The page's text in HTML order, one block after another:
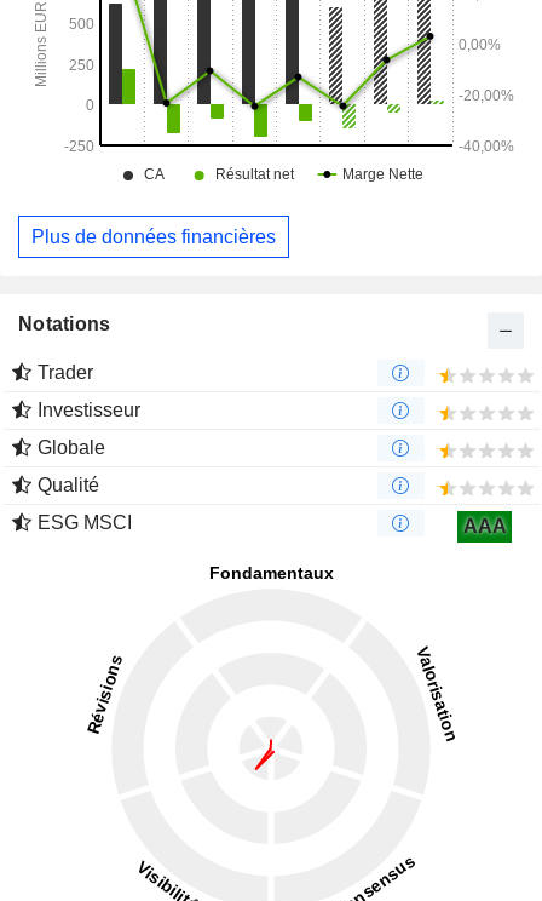
Plus de données financières
Notations
Trader
Investisseur
Globale
Qualité
ESG MSCI
AAA